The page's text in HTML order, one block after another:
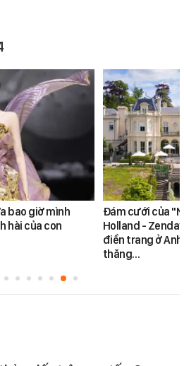
bao giờ mình
hài của con
Đám cưới của
Holland -
điền trang ở
thăng…